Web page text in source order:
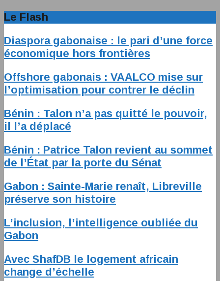
Le Flash
Diaspora gabonaise : le pari d’une force
économique hors frontières
Offshore gabonais : VAALCO mise sur
l’optimisation pour contrer le déclin
Bénin : Talon n’a pas quitté le pouvoir,
il l’a déplacé
Bénin : Patrice Talon revient au sommet
de l’État par la porte du Sénat
Gabon : Sainte-Marie renaît, Libreville
préserve son histoire
L’inclusion, l’intelligence oubliée du
Gabon
Avec ShafDB le logement africain
change d’échelle